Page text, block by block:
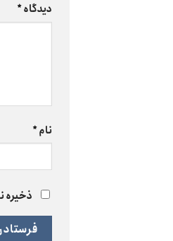
دیدگاه*
نام*
ذخیره